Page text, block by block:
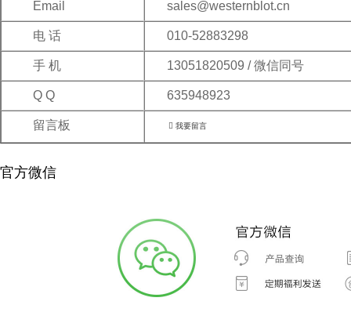
Email sales@westernblot.cn
电 话 010-52883298
手 机 13051820509 / 微信同号
Q Q 635948923
留言板  我要留言
官方微信